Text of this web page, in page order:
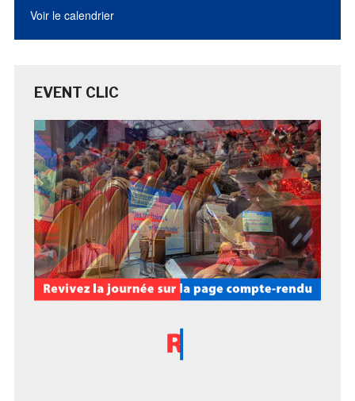
Voir le calendrier
EVENT CLIC